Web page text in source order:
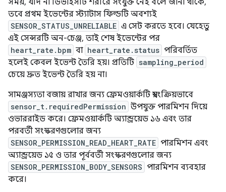
তবে প্রথম ইভেন্টের স্ট্যাটাস ফিল্ডটি অবশ্যই
SENSOR_STATUS_UNRELIABLE এ সেট করতে হবে। যেহেতু
এই সেন্সরটি অন-চেঞ্জ, তাই শেষ ইভেন্টের পর
heart_rate.bpm বা heart_rate.status পরিবর্তিত
হলেই কেবল ইভেন্ট তৈরি হয়। প্রতিটি sampling_period
চেয়ে দ্রুত ইভেন্ট তৈরি হয় না।
সামঞ্জস্যতা বজায় রাখার জন্য ফ্রেমওয়ার্কটি স্বয়ংক্রিয়ভাবে
sensor_t.requiredPermission উপযুক্ত পারমিশন দিয়ে
ওভাররাইড করে। ফ্রেমওয়ার্কটি অ্যান্ড্রয়েড ১৬ এবং তার
পরবর্তী সংস্করণগুলোর জন্য
SENSOR_PERMISSION_READ_HEART_RATE পারমিশন এবং
অ্যান্ড্রয়েড ১৫ ও তার পূর্ববর্তী সংস্করণগুলোর জন্য
SENSOR_PERMISSION_BODY_SENSORS পারমিশন ব্যবহার
করে।